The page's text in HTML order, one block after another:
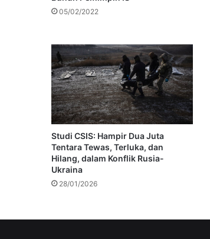
05/02/2022
Studi CSIS: Hampir Dua Juta
Tentara Tewas, Terluka, dan
Hilang, dalam Konflik Rusia-
Ukraina
28/01/2026